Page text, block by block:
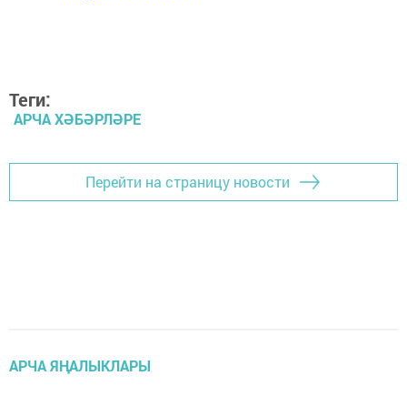
Теги:
АРЧА ХӘБӘРЛӘРЕ
Перейти на страницу новости
АРЧА ЯҢАЛЫКЛАРЫ